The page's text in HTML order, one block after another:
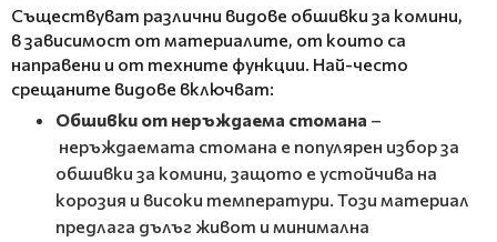
Съществуват различни видове обшивки за комини,
в зависимост от материалите, от които са
направени и от техните функции. Най-често
срещаните видове включват:
Обшивки от неръждаема стомана –
неръждаемата стомана е популярен избор за
обшивки за комини, защото е устойчива на
корозия и високи температури. Този материал
предлага дълъг живот и минимална